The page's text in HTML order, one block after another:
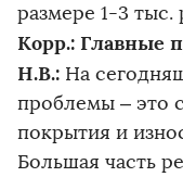
размере 1-3 тыс.
Корр.: Главные
Н.В.: На
проблемы – это
покрытия и
Большая часть